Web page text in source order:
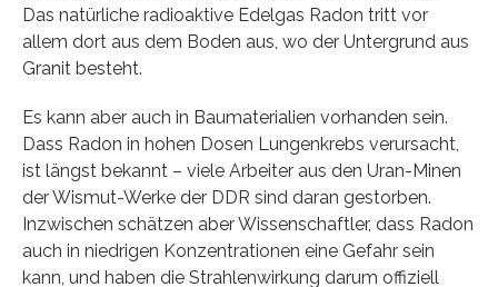
Das natürliche radioaktive Edelgas Radon tritt vor
allem dort aus dem Boden aus, wo der Untergrund aus
Granit besteht.
Es kann aber auch in Baumaterialien vorhanden sein.
Dass Radon in hohen Dosen Lungenkrebs verursacht,
ist längst bekannt – viele Arbeiter aus den Uran-Minen
der Wismut-Werke der DDR sind daran gestorben.
Inzwischen schätzen aber Wissenschaftler, dass Radon
auch in niedrigen Konzentrationen eine Gefahr sein
kann, und haben die Strahlenwirkung darum offiziell